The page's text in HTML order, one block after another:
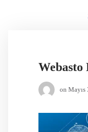
on Mayıs